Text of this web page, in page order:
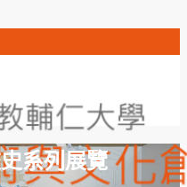
系列展覽